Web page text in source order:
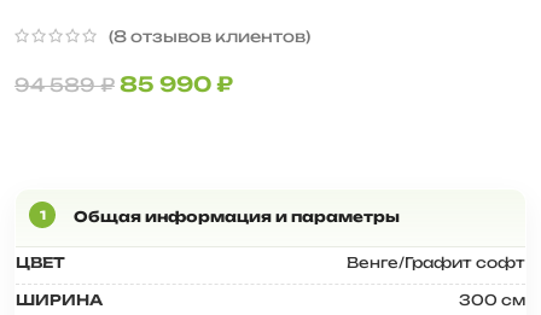
(8отзывов клиентов)
94 589₽ 85 990₽
ЦВЕТ Венге/Графит софт
ШИРИНА 300 см